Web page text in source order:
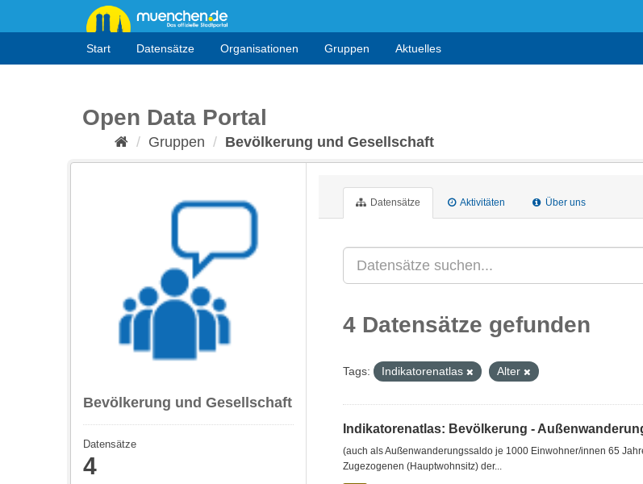
Start Datensätze Organisationen Gruppen Aktuelles
Open Data Portal
Gruppen Bevölkerung und Gesellschaft
Bevölkerung und Gesellschaft
Datensätze
4
Datensätze Aktivitäten Über uns
4 Datensätze gefunden
Tags: Indikatorenatlas Alter
Indikatorenatlas: Bevölkerung -
(auch als Außenwanderungssaldo je 1000 Einwohner/innen 65
Zugezogenen (Hauptwohnsitz) der...